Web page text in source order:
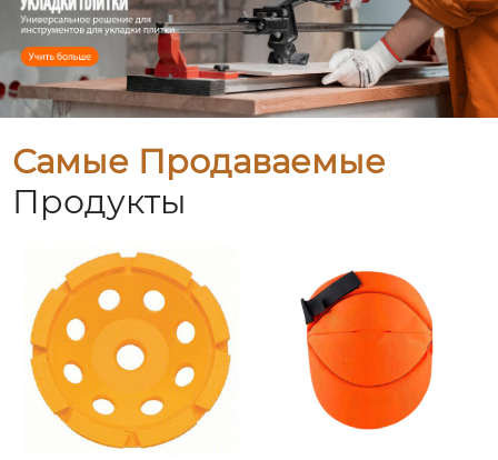
Самые Продаваемые
Продукты